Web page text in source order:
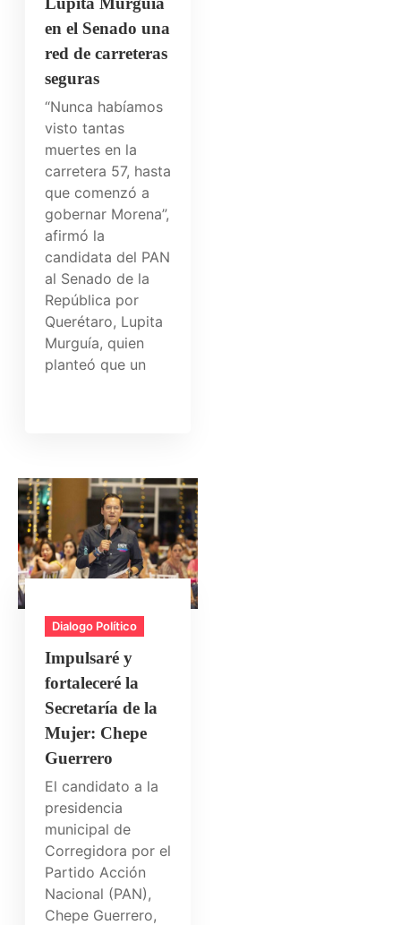
en el Senado una
red de carreteras
seguras
“Nunca habíamos
visto tantas
muertes en la
carretera 57, hasta
que comenzó a
gobernar Morena”,
afirmó la
candidata del PAN
al Senado de la
República por
Querétaro, Lupita
Murguía, quien
planteó que un
Dialogo Político
Impulsaré y
fortaleceré la
Secretaría de la
Mujer: Chepe
Guerrero
El candidato a la
presidencia
municipal de
Corregidora por el
Partido Acción
Nacional (PAN),
Chepe Guerrero,